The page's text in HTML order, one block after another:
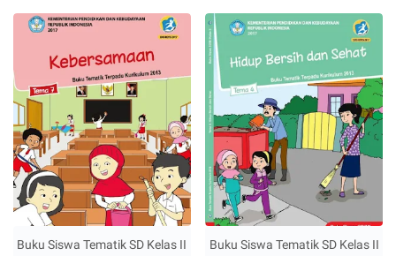
Buku Siswa Tematik SD Kelas II
Buku Siswa Tematik SD Kelas II